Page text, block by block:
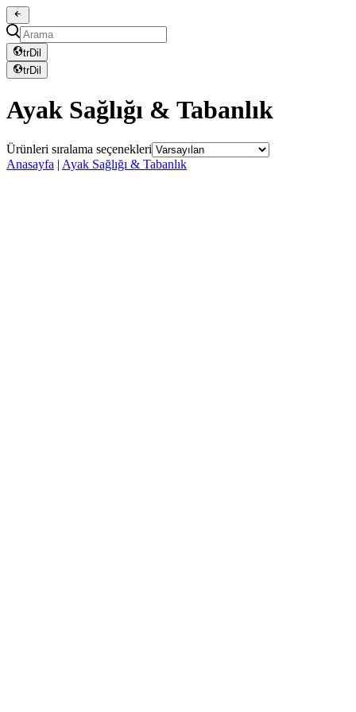
trDil
trDil
Ayak Sağlığı & Tabanlık
Ürünleri sıralama seçenekleri
Anasayfa | Ayak Sağlığı & Tabanlık